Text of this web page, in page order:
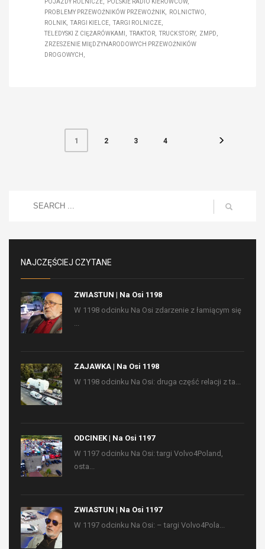
POJAZDY ROLNICZE
POLSKIE RADIO KIEROWCÓW
PROBLEMY PRZEWOŹNIKÓW PRZEWOŹNIK
ROLNICTWO
ROLNIK
TARGI KIELCE
TARGI ROLNICZE
TELEDYSKI Z CIĘŻARÓWKAMI
TRAKTOR TRUCK STORY
ZMPD
ZRZESZENIE MIĘDZYNARODOWYCH PRZEWOŹNIKÓW
DROGOWYCH
1 2 3 4
NAJCZĘŚCIEJ CZYTANE
ZWIASTUN | Na Osi 1198
W 1198 odcinku Na Osi zdarzenie z łamiącym się
ZAJAWKA | Na Osi 1198
W 1198 odcinku Na Osi: druga część relacji z ta...
ODCINEK | Na Osi 1197
W 1197 odcinku Na Osi: targi Volvo4Poland,
osta...
ZWIASTUN | Na Osi 1197
W 1197 odcinku Na Osi: – targi Volvo4Pola...